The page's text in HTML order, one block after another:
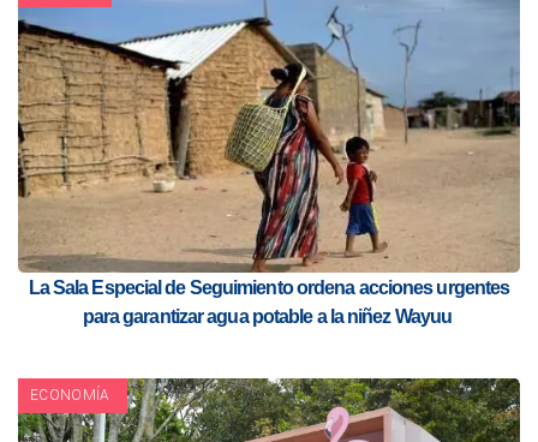
La Sala Especial de Seguimiento ordena acciones urgentes
para garantizar agua potable a la niñez Wayuu
ECONOMÍA